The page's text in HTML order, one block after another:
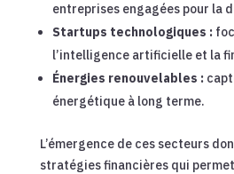
entreprises engagées pour la
Startups technologiques :
l’intelligence artificielle et la
Énergies renouvelables :
énergétique à long terme.
L’émergence de ces secteurs
stratégies financières qui